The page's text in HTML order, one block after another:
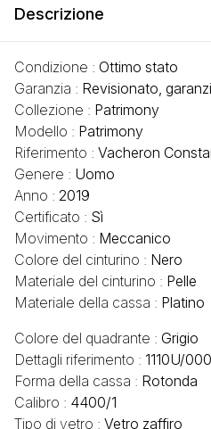
Descrizione
Condizione : Ottimo stato
Garanzia : Revisionato,
Collezione : Patrimony
Modello : Patrimony
Riferimento : Vacheron
Genere : Uomo
Anno : 2019
Certificato : Sì
Movimento : Meccanico
Colore del cinturino : Nero
Materiale del cinturino : Pelle
Materiale della cassa : Platino
Colore del quadrante : Grigio
Dettagli riferimento : 1110U/
Forma della cassa : Rotonda
Calibro : 4400/1
Tipo di vetro : Vetro zaffiro